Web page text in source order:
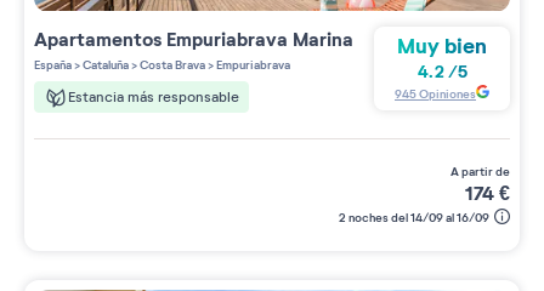
Apartamentos Empuriabrava Marina
España>Cataluña>Costa Brava>Empuriabrava
Estancia más responsable
Muy bien
4.2/5
945Opiniones
a partir de
174€
2 noches del 14/09 al 16/09